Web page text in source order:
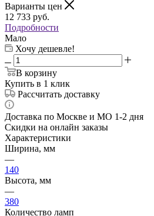
Варианты цен
12 733 руб.
Подробности
Мало
Хочу дешевле!
В корзину
Купить в 1 клик
Рассчитать доставку
Доставка по Москве и МО 1-2 дня
Скидки на онлайн заказы
Характеристики
Ширина, мм
—
140
Высота, мм
—
380
Количество ламп